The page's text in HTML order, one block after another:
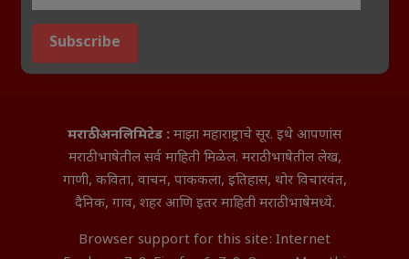
Subscribe
मराठी अनलिमिटेड : माझा महाराष्ट्राचे सूर. इथे आपणांस
मराठी भाषेतील सर्व माहिती मिळेल. मराठी भाषेतील लेख,
गाणी, कविता, वाचन, पाककला, इतिहास, थोर विचारवंत,
दैनिक, गाव, शहर आणि इतर माहिती मराठी भाषेमध्ये.
Browser support for this site: Internet